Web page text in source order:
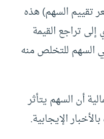
تقييم السهم) هذه
تراجع القيمة
السهم للتخلص منه
أن السهم يتأثر
الإيجابية.